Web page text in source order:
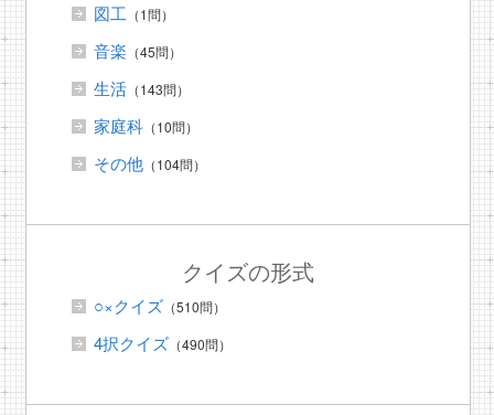
図工 （1問）
音楽 （45問）
生活（143問）
家庭科（10問）
その他（104問）
クイズの形式
○×クイズ（510問）
4択クイズ（490問）